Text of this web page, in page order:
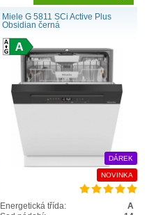
Miele G 5811 SCi Active Plus
Obsidian černá
DÁREK
NOVINKA
Energetická třída:
A